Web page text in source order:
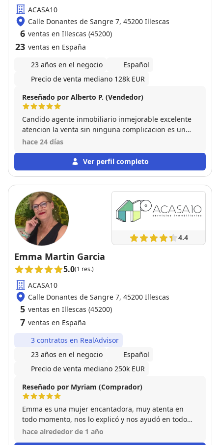
ACASA10
Calle Donantes de Sangre 7, 45200 Illescas
6 ventas en Illescas (45200)
23 ventas en España
23 años en el negocio
Español
Precio de venta mediano 128k EUR
Reseñado por Alberto P. (Vendedor)
Candido agente inmobiliario inmejorable excelente
atencion la venta sin ninguna complicacion es un
fenomeno se lo recomiendo a todo el mundo le doy
hace 24 días
Ver perfil completo
4.4
Emma Martin Garcia
5.0(1 res.)
ACASA10
Calle Donantes de Sangre 7, 45200 Illescas
5 ventas en Illescas (45200)
7 ventas en España
3 contratos en RealAdvisor
23 años en el negocio
Español
Precio de venta mediano 250k EUR
Reseñado por Myriam (Comprador)
Emma es una mujer encantadora, muy atenta en
todo momento, nos lo explicó y nos ayudó en todo
muy bien y con mucha paciencia. Sin duda volvería a
hace alrededor de 1 año